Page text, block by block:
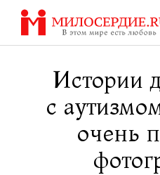
Перейти
содержанию
Истории
с
очень